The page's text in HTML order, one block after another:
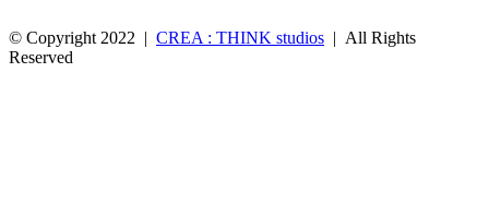
© Copyright 2022 | CREA : THINK studios | All Rights
Reserved